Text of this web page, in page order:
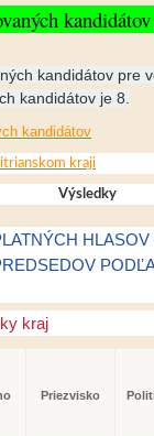
kandidátov pre
kandidátov je 8.
kandidátov
kraji
Výsledky
kraj
Priezvisko